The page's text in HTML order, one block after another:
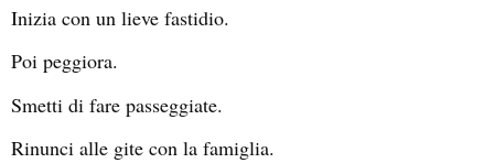
Inizia con un lieve fastidio.
Poi peggiora.
Smetti di fare passeggiate.
Rinunci alle gite con la famiglia.